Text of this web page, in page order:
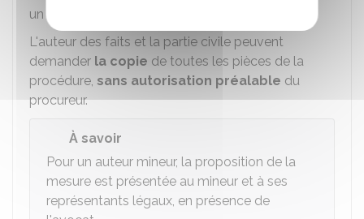
un délai maximal de
L'auteur des faits et la partie civile peuvent
demander la copie de toutes les pièces de la
procédure, sans autorisation préalable du
procureur.
À savoir
Pour un auteur mineur, la proposition de la
mesure est présentée au mineur et à ses
représentants légaux, en présence de